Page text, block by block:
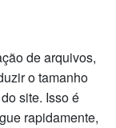
de arquivos,
o tamanho
site. Isso é
rapidamente,